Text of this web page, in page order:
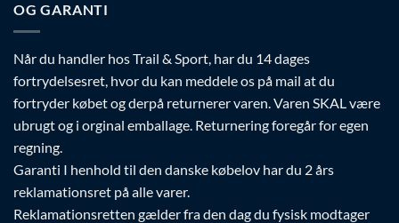
OG GARANTI
Når du handler hos Trail & Sport, har du 14 dages
fortrydelsesret, hvor du kan meddele os på mail at du
fortryder købet og derpå returnerer varen. Varen SKAL være
ubrugt og i orginal emballage. Returnering foregår for egen
regning.
Garanti I henhold til den danske købelov har du 2 års
reklamationsret på alle varer.
Reklamationsretten gælder fra den dag du fysisk modtager